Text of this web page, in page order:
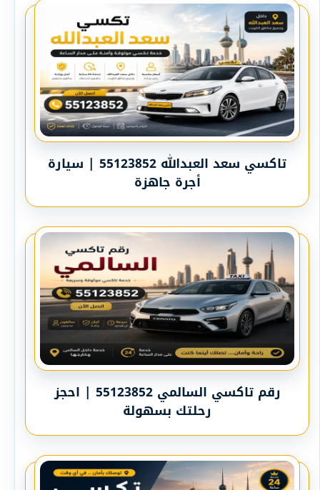
تاكسي سعد العبدالله 55123852 | سيارة
أجرة جاهزة
رقم تاكسي السالمي 55123852 | احجز
رحلتك بسهولة